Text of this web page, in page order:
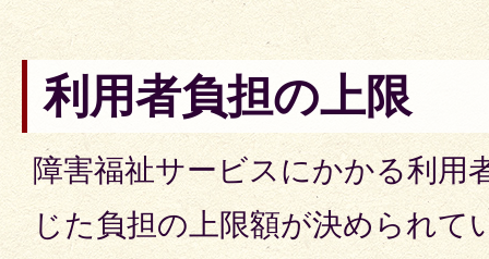
利用者負担の上限
障害福祉サービスにかかる利用
じた負担の上限額が決められて